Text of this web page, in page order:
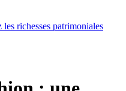
richesses patrimoniales